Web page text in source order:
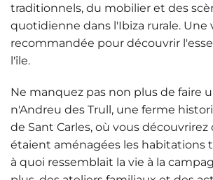
traditionnels, du mobilier et des
quotidienne dans l'Ibiza rurale.
recommandée pour découvrir
l'île.
Ne manquez pas non plus de faire
n'Andreu des Trull, une ferme
de Sant Carles, où vous
étaient aménagées les habitations
à quoi ressemblait la vie à la